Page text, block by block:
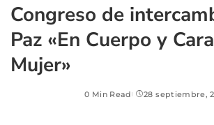
Congreso de
Paz «En Cuerpo y
Mujer»
0 Min Read 28 septiembre,